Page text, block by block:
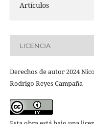
Artículos
LICENCIA
Derechos de autor 2024
Rodrigo Reyes Campaña